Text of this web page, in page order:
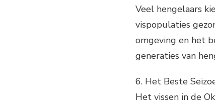
Veel hengelaars
vispopulaties
omgeving en het
generaties van
6. Het Beste
Het vissen in de